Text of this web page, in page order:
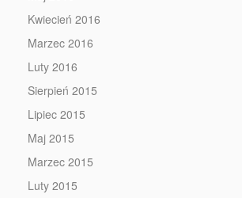
Kwiecień 2016
Marzec 2016
Luty 2016
Sierpień 2015
Lipiec 2015
Maj 2015
Marzec 2015
Luty 2015